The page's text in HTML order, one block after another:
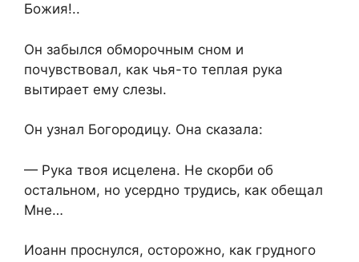
Божия!..
Он забылся обморочным сном и
почувствовал, как чья-то теплая рука
вытирает ему слезы.
Он узнал Богородицу. Она сказала:
— Рука твоя исцелена. Не скорби об
остальном, но усердно трудись, как обещал
Мне…
Иоанн проснулся, осторожно, как грудного